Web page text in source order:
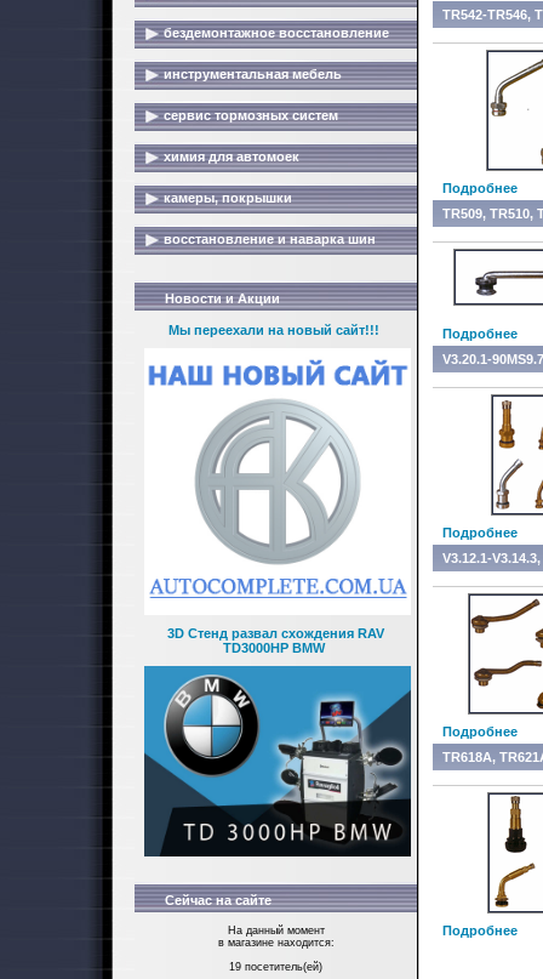
бездемонтажное восстановление
инструментальная мебель
сервис тормозных систем
химия для автомоек
камеры, покрышки
восстановление и наварка шин
Новости и Акции
Мы переехали на новый сайт!!!
3D Стенд развал схождения RAV
TD3000HP BMW
Сейчас на сайте
На данный момент
в магазине находится:
19 посетитель(ей)
TR542-TR546,
Подробнее
TR509, TR510,
Подробнее
V3.20.1-
Подробнее
V3.12.1-
Подробнее
TR618A,
Подробнее